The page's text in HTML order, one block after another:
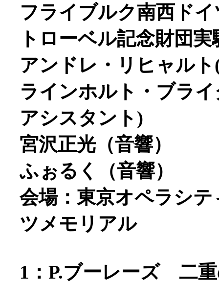
フライブルク南西ド
トローベル記念財団
アンドレ・リヒャル
ラインホルト・ブラ
アシスタント)
宮沢正光（音響）
ふぉるく（音響）
会場：東京オペラシ
ツメモリアル
1：P.ブーレーズ 二